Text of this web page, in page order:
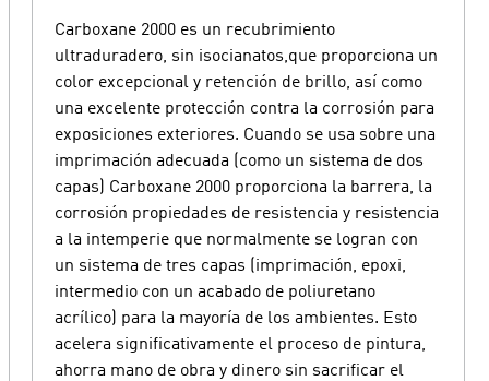
Carboxane 2000 es un recubrimiento
ultraduradero, sin isocianatos,que proporciona un
color excepcional y retención de brillo, así como
una excelente protección contra la corrosión para
exposiciones exteriores. Cuando se usa sobre una
imprimación adecuada (como un sistema de dos
capas) Carboxane 2000 proporciona la barrera, la
corrosión propiedades de resistencia y resistencia
a la intemperie que normalmente se logran con
un sistema de tres capas (imprimación, epoxi,
intermedio con un acabado de poliuretano
acrílico) para la mayoría de los ambientes. Esto
acelera significativamente el proceso de pintura,
ahorra mano de obra y dinero sin sacrificar el